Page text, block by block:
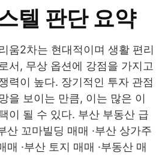
텔 판단 요약
움2차는 현대적이며 생활 편리
서, 무상 옵션에 강점을 가지고
력이 높다. 장기적인 투자 관점
을 보이는 만큼, 이는 많은 이
이 될 수 있다. 부산 부동산 급
산 꼬마빌딩 매매 ·부산 상가주
매 ·부산 토지 매매 ·부동산 매